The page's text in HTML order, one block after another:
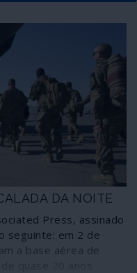
DA NOITE
Press, assinado
seguinte: em 2 de
a base aérea de